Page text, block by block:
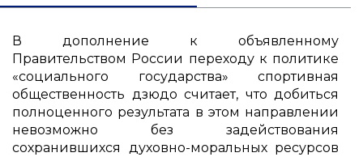
В дополнение к объявленному
Правительством России переходу к политике
«социального государства» спортивная
общественность дзюдо считает, что добиться
полноценного результата в этом направлении
невозможно без задействования
сохранившихся духовно-моральных ресурсов